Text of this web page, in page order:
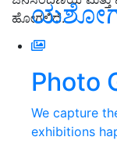
Photo
We capture
exhibitions
ಹೋಗಲಿದೆ.